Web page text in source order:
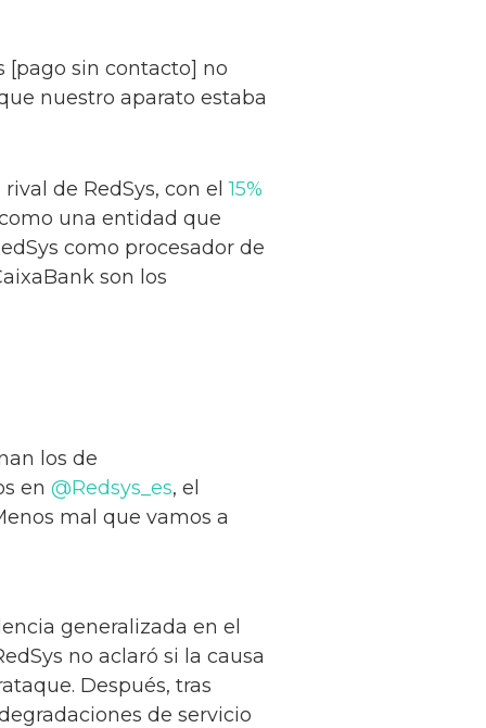
[pago sin contacto] no
nuestro aparato estaba
de RedSys, con el15%
una entidad que
como procesador de
son los
los de
en @Redsys_es, el
mal que vamos a
generalizada en el
no aclaró si la causa
Después, tras
de servicio